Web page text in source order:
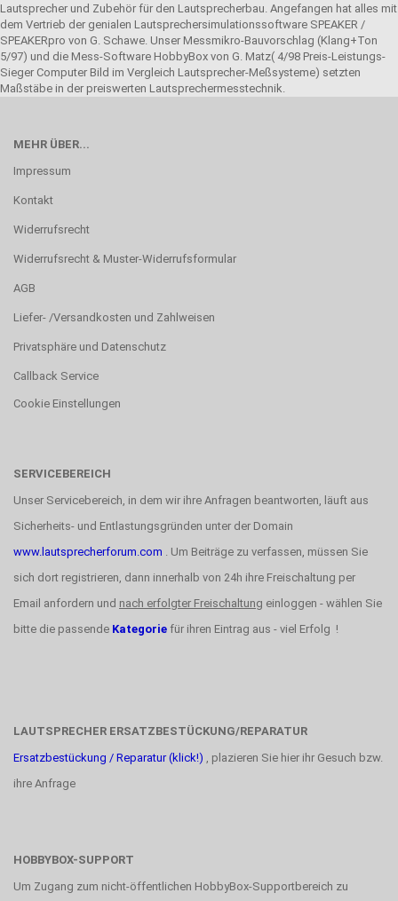
Lautsprecher und Zubehör für den Lautsprecherbau. Angefangen hat alles mit
dem Vertrieb der genialen Lautsprechersimulationssoftware SPEAKER /
SPEAKERpro von G. Schawe. Unser Messmikro-Bauvorschlag (Klang+Ton
5/97) und die Mess-Software HobbyBox von G. Matz( 4/98 Preis-Leistungs-
Sieger Computer Bild im Vergleich Lautsprecher-Meßsysteme) setzten
Maßstäbe in der preiswerten Lautsprechermesstechnik.
MEHR ÜBER...
Impressum
Kontakt
Widerrufsrecht
Widerrufsrecht & Muster-Widerrufsformular
AGB
Liefer- /Versandkosten und Zahlweisen
Privatsphäre und Datenschutz
Callback Service
Cookie Einstellungen
SERVICEBEREICH
Unser Servicebereich, in dem wir ihre Anfragen beantworten, läuft aus
Sicherheits- und Entlastungsgründen unter der Domain
www.lautsprecherforum.com . Um Beiträge zu verfassen, müssen Sie
sich dort registrieren, dann innerhalb von 24h ihre Freischaltung per
Email anfordern und nach erfolgter Freischaltung einloggen - wählen Sie
bitte die passende Kategorie für ihren Eintrag aus - viel Erfolg !
LAUTSPRECHER ERSATZBESTÜCKUNG/REPARATUR
Ersatzbestückung / Reparatur (klick!) , plazieren Sie hier ihr Gesuch bzw.
ihre Anfrage
HOBBYBOX-SUPPORT
Um Zugang zum nicht-öffentlichen HobbyBox-Supportbereich zu